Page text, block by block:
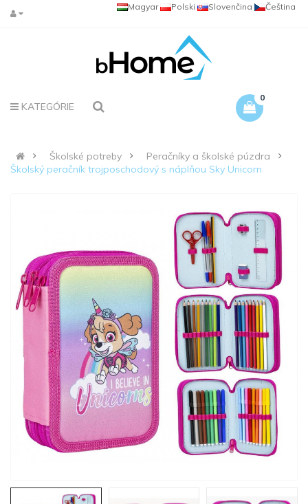
Čeština
Slovenčina
Polski
Magyar
KATEGÓRIE
0
Školské potreby
Peračníky a školské púzdra
Školský peračník trojposchodový s náplňou Sky Unicorn